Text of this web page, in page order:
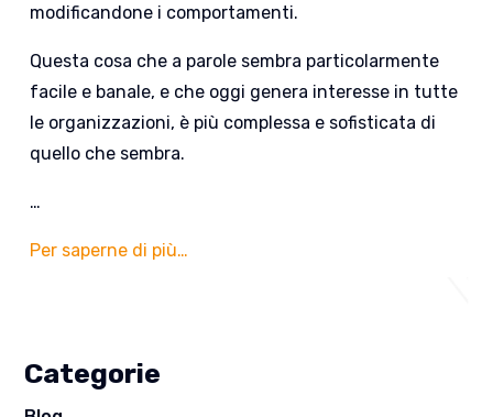
Categorie
modificandone i comportamenti.
Questa cosa che a parole sembra particolarmente
facile e banale, e che oggi genera interesse in tutte
le organizzazioni, è più complessa e sofisticata di
quello che sembra.
…
Per saperne di più…